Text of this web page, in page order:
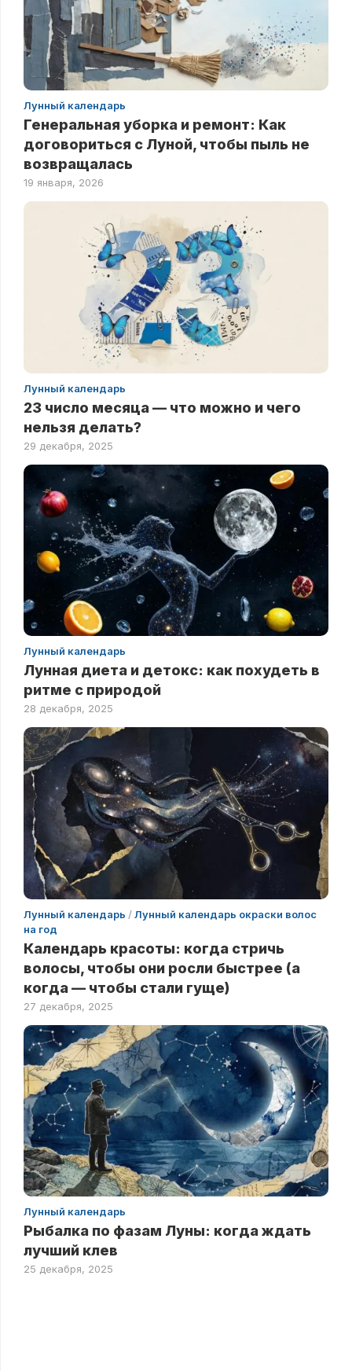
Лунный календарь
Генеральная уборка и ремонт: Как
договориться с Луной, чтобы пыль не
возвращалась
19 января, 2026
Лунный календарь
23 число месяца — что можно и чего
нельзя делать?
29 декабря, 2025
Лунный календарь
Лунная диета и детокс: как похудеть в
ритме с природой
28 декабря, 2025
Лунный календарь /Лунный календарь окраски волос
на год
Календарь красоты: когда стричь
волосы, чтобы они росли быстрее (а
когда — чтобы стали гуще)
27 декабря, 2025
Лунный календарь
Рыбалка по фазам Луны: когда ждать
лучший клев
25 декабря, 2025